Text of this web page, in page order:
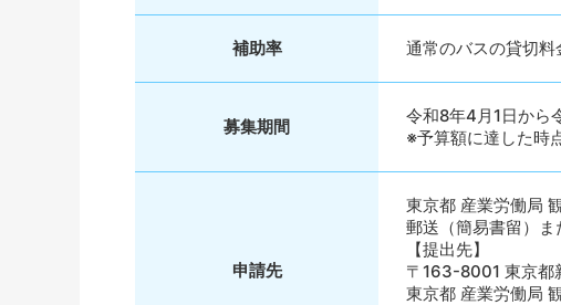
補助率 通常のバスの貸切
募集期間
令和8年4月1日から
※予算額に達した時
申請先
東京都 産業労働局
郵送（簡易書留）
【提出先】
〒163-8001 東京都
東京都 産業労働局